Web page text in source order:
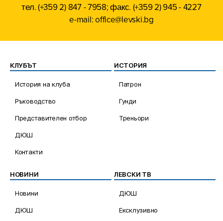
тел. (+359 2) 847 - 7958; факс. (+359 2) 945 - 4227
e-mail: office@levski.bg
КЛУБЪТ
История на клуба
Ръководство
Представителен отбор
ДЮШ
Контакти
ИСТОРИЯ
Патрон
Гунди
Треньори
НОВИНИ
Новини
ДЮШ
ЛЕВСКИ ТВ
ДЮШ
Ексклузивно